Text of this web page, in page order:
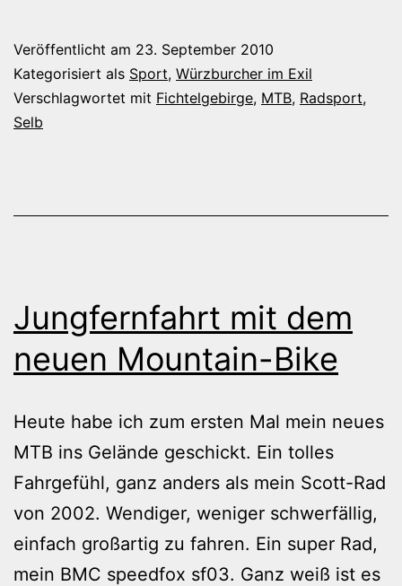
Rad
im
Veröffentlicht am 23. September 2010
Kategorisiert als Sport, Würzburcher im Exil
Verschlagwortet mit Fichtelgebirge, MTB, Radsport,
Selb
Jungfernfahrt mit dem
neuen Mountain-Bike
Heute habe ich zum ersten Mal mein neues
MTB ins Gelände geschickt. Ein tolles
Fahrgefühl, ganz anders als mein Scott-Rad
von 2002. Wendiger, weniger schwerfällig,
einfach großartig zu fahren. Ein super Rad,
mein BMC speedfox sf03. Ganz weiß ist es